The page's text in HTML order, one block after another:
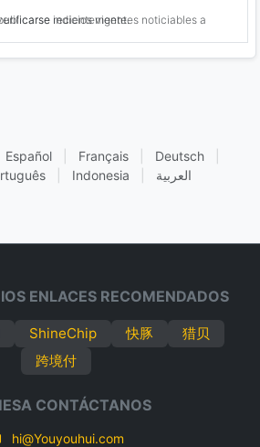
han podido verificarse indicios vigentes noticiables a publicarse recientemente.
Español Français Deutsch
Indonesia العربية
ENLACES RECOMENDADOS
ShineChip 快豚
猎贝
跨境付
CONTÁCTANOS
hi@Youyouhui.com